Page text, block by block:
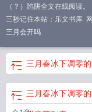
（？）陷阱全文在线阅读。
三秒记住本站：乐文书库
三月会开吗
三月春冰下凋零
阱最新章节
三月春冰下凋零